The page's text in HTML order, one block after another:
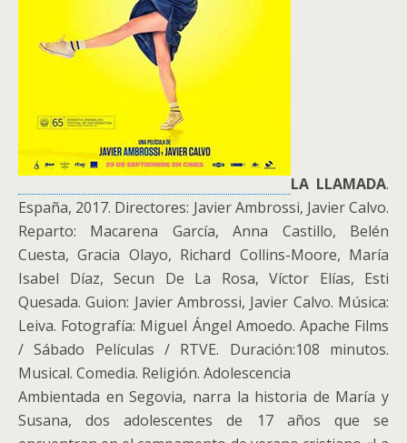
LA LLAMADA.
España, 2017. Directores: Javier Ambrossi, Javier Calvo.
Reparto: Macarena García, Anna Castillo, Belén
Cuesta, Gracia Olayo, Richard Collins-Moore, María
Isabel Díaz, Secun De La Rosa, Víctor Elías, Esti
Quesada. Guion: Javier Ambrossi, Javier Calvo. Música:
Leiva. Fotografía: Miguel Ángel Amoedo. Apache Films
/ Sábado Películas / RTVE. Duración:108 minutos.
Musical. Comedia. Religión. Adolescencia
Ambientada en Segovia, narra la historia de María y
Susana, dos adolescentes de 17 años que se